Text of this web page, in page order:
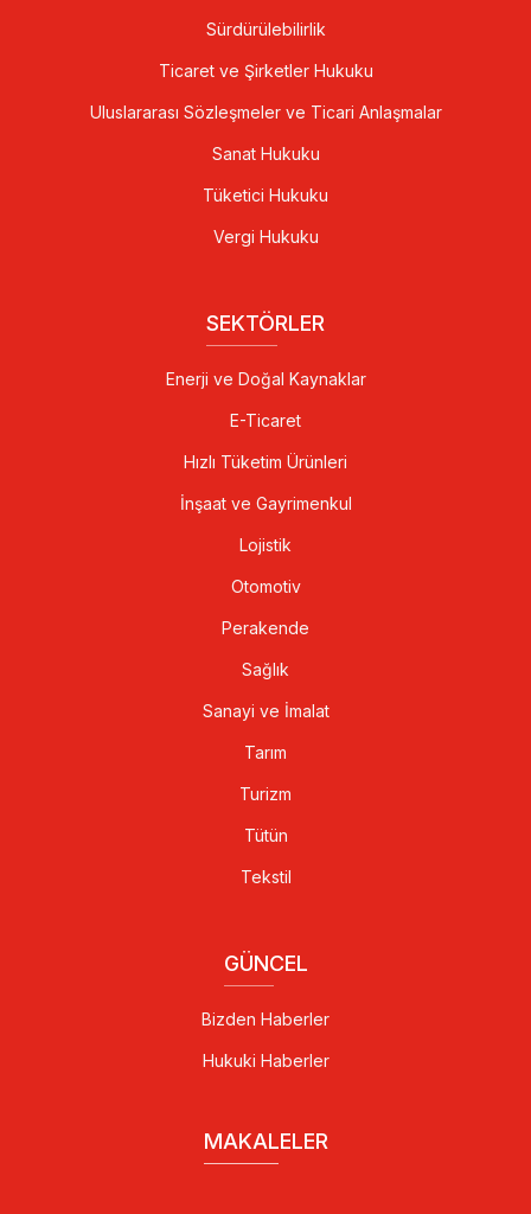
Sürdürülebilirlik
Ticaret ve Şirketler Hukuku
Uluslararası Sözleşmeler ve Ticari Anlaşmalar
Sanat Hukuku
Tüketici Hukuku
Vergi Hukuku
SEKTÖRLER
Enerji ve Doğal Kaynaklar
E-Ticaret
Hızlı Tüketim Ürünleri
İnşaat ve Gayrimenkul
Lojistik
Otomotiv
Perakende
Sağlık
Sanayi ve İmalat
Tarım
Turizm
Tütün
Tekstil
GÜNCEL
Bizden Haberler
Hukuki Haberler
MAKALELER